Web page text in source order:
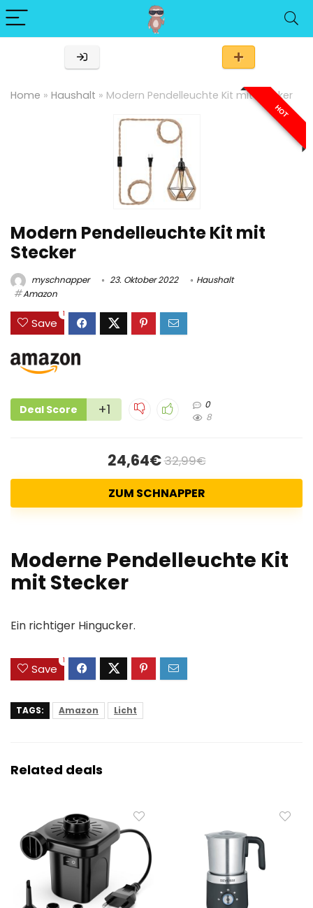
Home » Haushalt » Modern Pendelleuchte Kit mit Stecker
HOT
Modern Pendelleuchte Kit mit
Stecker
myschnapper 23. Oktober 2022
Haushalt
Amazon
Save
1
Deal Score +1
0
8
24,64€32,99€
ZUM SCHNAPPER
Moderne Pendelleuchte Kit
mit Stecker
Ein richtiger Hingucker.
Save
1
TAGS: Amazon Licht
Related deals